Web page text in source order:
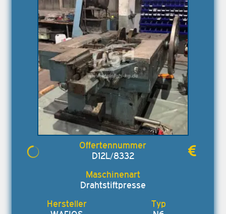
D12L/8332
Drahtstiftpresse